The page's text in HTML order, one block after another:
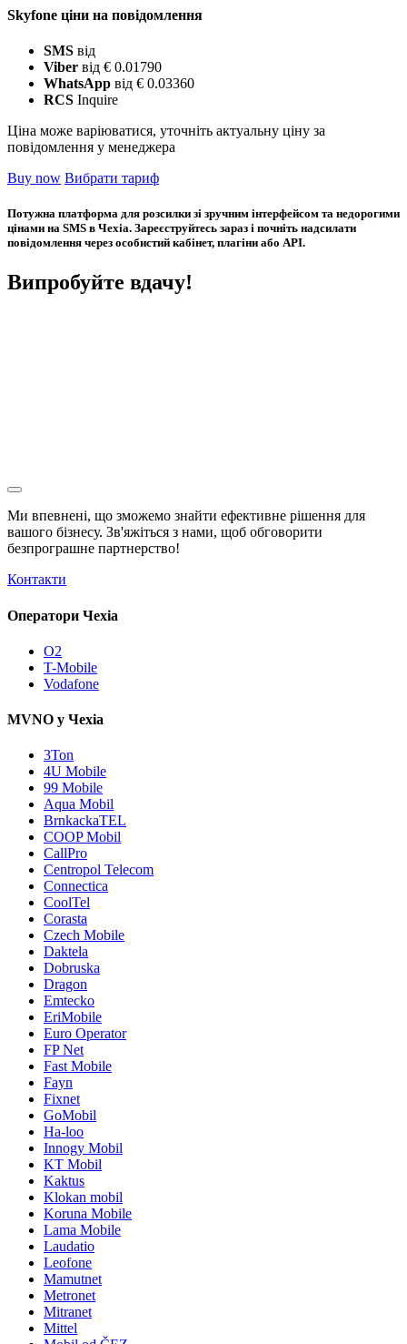
Skyfone ціни на повідомлення
SMS від
Viber від € 0.01790
WhatsApp від € 0.03360
RCS Inquire
Ціна може варіюватися, уточніть актуальну ціну за
повідомлення у менеджера
Buy now Вибрати тариф
Потужна платформа для розсилки зі зручним інтерфейсом та недорогими
цінами на SMS в Чехіа. Зареєструйтесь зараз і почніть надсилати
повідомлення через особистий кабінет, плагіни або API.
Випробуйте вдачу!
Ми впевнені, що зможемо знайти ефективне рішення для
вашого бізнесу. Зв'яжіться з нами, щоб обговорити
безпрограшне партнерство!
Контакти
Оператори Чехіа
O2
T-Mobile
Vodafone
MVNO у Чехіа
3Ton
4U Mobile
99 Mobile
Aqua Mobil
BrnkackaTEL
COOP Mobil
CallPro
Centropol Telecom
Connectica
CoolTel
Corasta
Czech Mobile
Daktela
Dobruska
Dragon
Emtecko
EriMobile
Euro Operator
FP Net
Fast Mobile
Fayn
Fixnet
GoMobil
Ha-loo
Innogy Mobil
KT Mobil
Kaktus
Klokan mobil
Koruna Mobile
Lama Mobile
Laudatio
Leofone
Mamutnet
Metronet
Mitranet
Mittel